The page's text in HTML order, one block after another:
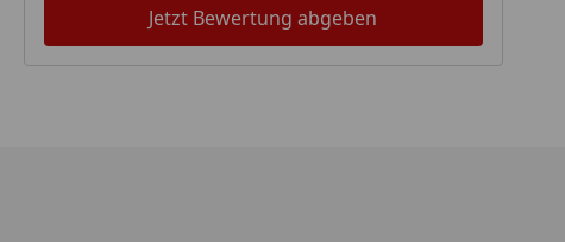
Jetzt Bewertung abgeben